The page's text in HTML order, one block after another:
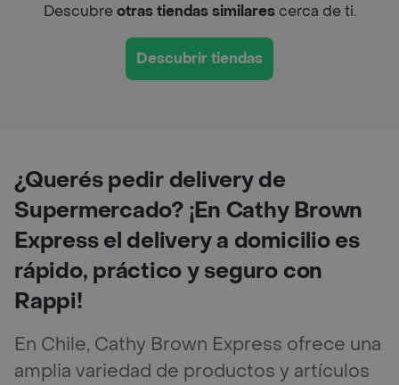
Descubreotras tiendas similarescerca de ti.
Descubrir tiendas
¿Querés pedir delivery de
Supermercado? ¡En Cathy Brown
Express el delivery a domicilio es
rápido, práctico y seguro con
Rappi!
En Chile, Cathy Brown Express ofrece una
amplia variedad de productos y artículos